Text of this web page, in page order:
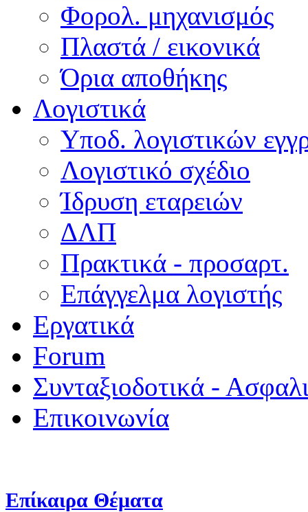
Φορολ. μηχανισμός
Πλαστά / εικονικά
Όρια αποθήκης
Λογιστικά
Υποδ. λογιστικών
Λογιστικό σχέδιο
Ίδρυση εταρειών
ΔΛΠ
Πρακτικά - προσαρτ.
Επάγγελμα λογιστής
Εργατικά
Forum
Συνταξιοδοτικά -
Επικοινωνία
Επίκαιρα Θέματα